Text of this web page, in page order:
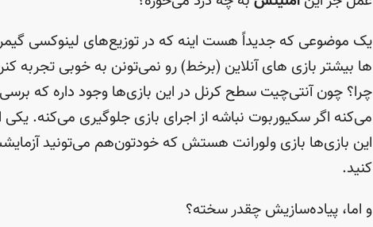
یک موضوعی که جدیداً هست اینه که در توزیع‌های لینوکسی
ها بیشتر بازی های آنلاین (برخط) رو نمی‌تونن به خوبی تجربه
چرا؟ چون آنتی‌چیت سطح کرنل در این بازی‌ها وجود داره که برسی
می‌کنه اگر سکیوربوت نباشه از اجرای بازی جلوگیری می‌کنه. یکی
این‌ بازی‌ها بازی ولورانت هستش که خودتون‌هم می‌تونید
کنید.
و اما، پیاده‌سازیش چقدر سخته؟